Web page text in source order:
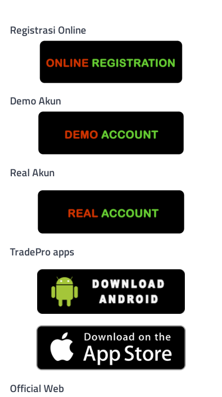
Registrasi Online
Demo Akun
Real Akun
TradePro apps
Official Web